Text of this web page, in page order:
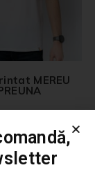
MEREU